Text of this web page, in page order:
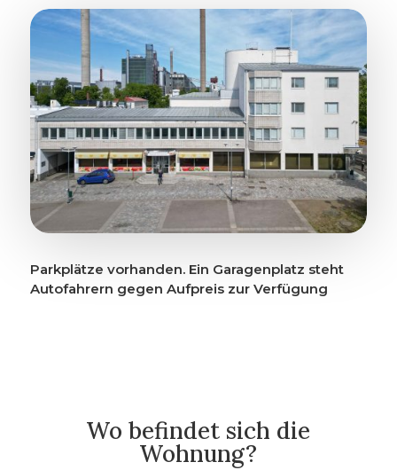
Parkplätze vorhanden. Ein Garagenplatz steht
Autofahrern gegen Aufpreis zur Verfügung
Wo befindet sich die
Wohnung?